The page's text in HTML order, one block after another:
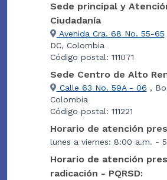
Sede principal y
Ciudadanía
Avenida Cra. 68 No. 55-65
DC, Colombia
Código postal: 111071
Sede Centro de Alto
Calle 63 No. 59A - 06 ,
Colombia
Código postal: 111221
Horario de atención
lunes a viernes: 8:00 a.m. -
Horario de atención
radicación - PQRSD: